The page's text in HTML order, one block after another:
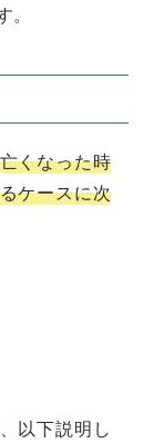
くなった時
ケースに次
以下説明し